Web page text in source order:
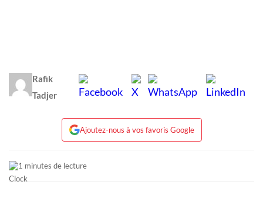
Rafik
Tadjer
Ajoutez-nous à vos favoris Google
1 minutes de lecture